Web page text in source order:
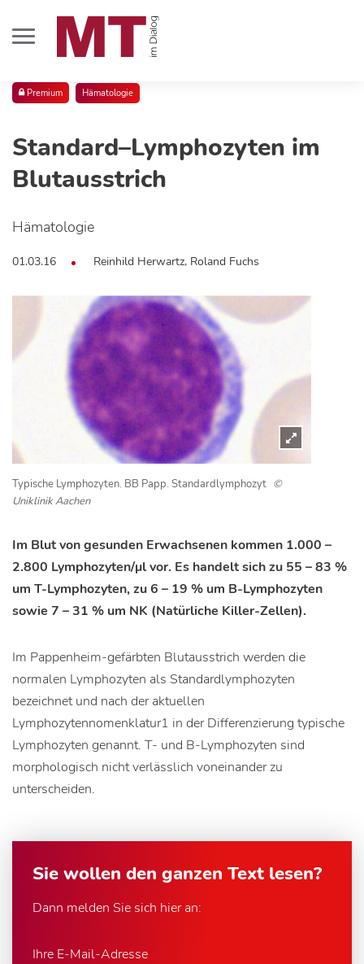
Premium Hämatologie
Standard–Lymphozyten im
Blutausstrich
Hämatologie
01.03.16 Reinhild Herwartz, Roland Fuchs
Typische Lymphozyten. BB Papp. Standardlymphozyt ©
Uniklinik Aachen
Im Blut von gesunden Erwachsenen kommen 1.000 –
2.800 Lymphozyten/μl vor. Es handelt sich zu 55 – 83 %
um T-Lymphozyten, zu 6 – 19 % um B-Lymphozyten
sowie 7 – 31 % um NK (Natürliche Killer-Zellen).
Im Pappenheim-gefärbten Blutausstrich werden die
normalen Lymphozyten als Standardlymphozyten
bezeichnet und nach der aktuellen
Lymphozytennomenklatur1 in der Differenzierung typische
Lymphozyten genannt. T- und B-Lymphozyten sind
morphologisch nicht verlässlich voneinander zu
unterscheiden.
Sie wollen den ganzen Text lesen?
Dann melden Sie sich hier an:
Ihre E-Mail-Adresse